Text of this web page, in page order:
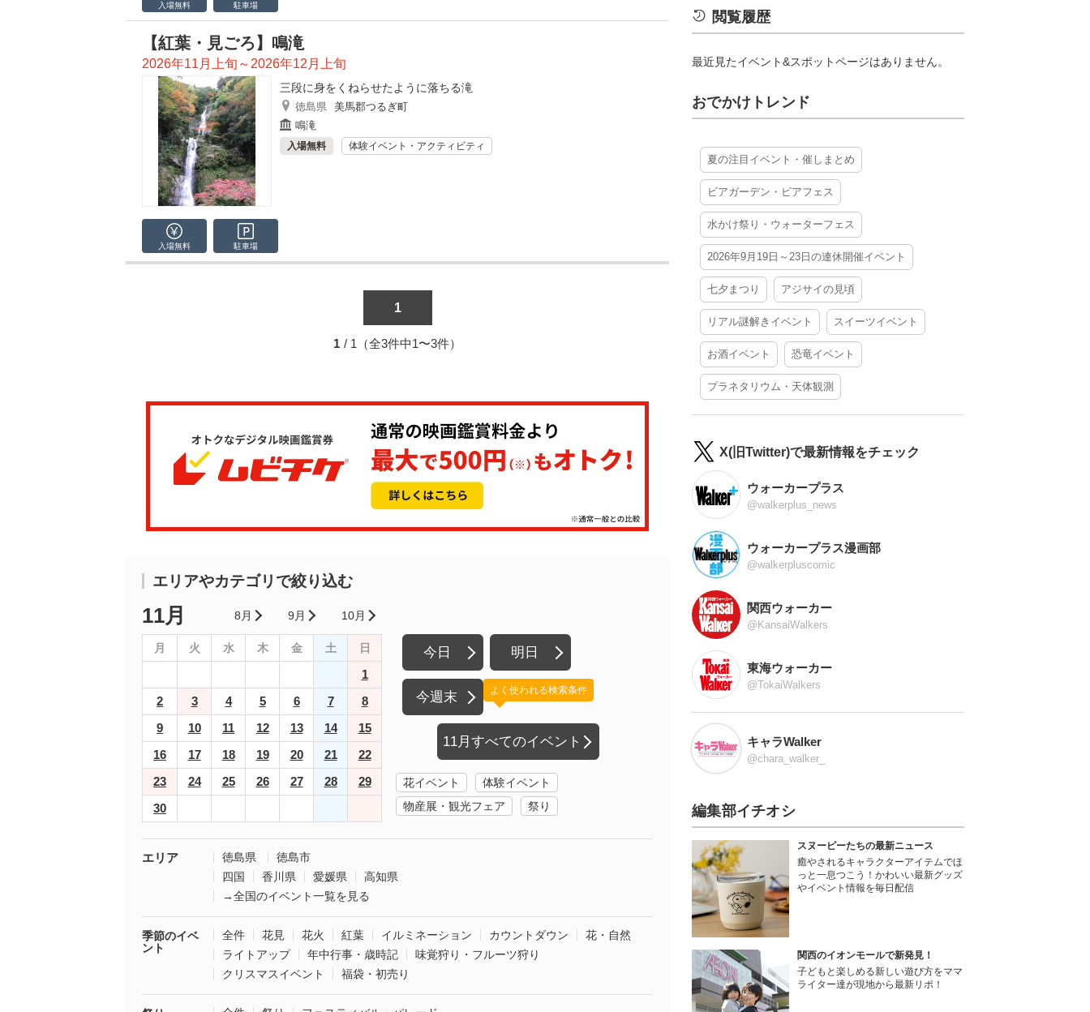
入場無料 駐車場
【紅葉・見ごろ】鳴滝
2026年11月上旬～2026年12月上旬
三段に身をくねらせたように落ちる滝
徳島県 美馬郡つるぎ町
鳴滝
入場無料 体験イベント・アクティビティ
入場無料 駐車場
1
1 / 1（全3件中1〜3件）
エリアやカテゴリで絞り込む
11月 8月 9月 10月
月 火 水 木 金 土 日
1
2
3 4 5 6 7
8
9
10 11 12 13 14
15
16
17 18 19 20 21
22
23
24 25 26 27 28
29
30
今日 明日
今週末
11月すべてのイベント
よく使われる検索条件
花イベント
体験イベント
物産展・観光フェア
祭り
エリア 徳島県
徳島市
四国
香川県 愛媛県
高知県
→全国のイベント一覧を見る
季節のイベ
ント
全件 花見 花火 紅葉 イルミネーション カウントダウン
花・自然
ライトアップ
年中行事・歳時記
味覚狩り・フルーツ狩り
クリスマスイベント
福袋・初売り
閲覧履歴
最近見たイベント&スポットページはありません。
おでかけトレンド
夏の注目イベント・催しまとめ
ビアガーデン・ビアフェス
水かけ祭り・ウォーターフェス
2026年9月19日～23日の連休開催イベント
七夕まつり アジサイの見頃
リアル謎解きイベント スイーツイベント
お酒イベント 恐竜イベント
プラネタリウム・天体観測
X(旧Twitter)で最新情報をチェック
ウォーカープラス
@walkerplus_news
ウォーカープラス漫画部
@walkerpluscomic
関西ウォーカー
@KansaiWalkers
東海ウォーカー
@TokaiWalkers
キャラWalker
@chara_walker_
編集部イチオシ
スヌーピーたちの最新ニュース
癒やされるキャラクターアイテムでほ
っと一息つこう！かわいい最新グッズ
やイベント情報を毎日配信
関西のイオンモールで新発見！
子どもと楽しめる新しい遊び方をママ
ライター達が現地から最新リポ！